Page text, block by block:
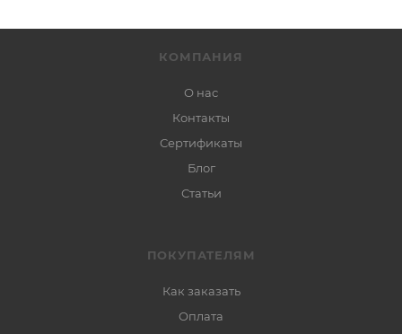
КОМПАНИЯ
О нас
Контакты
Сертификаты
Блог
Статьи
ПОКУПАТЕЛЯМ
Как заказать
Оплата